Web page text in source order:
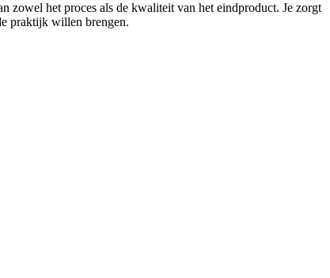
zowel het proces als de kwaliteit van het eindproduct. Je zorgt
praktijk willen brengen.